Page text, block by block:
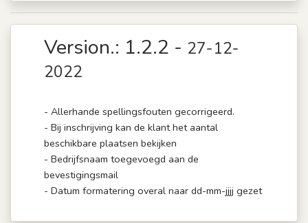
Version.: 1.2.2 - 27-12-
2022
- Allerhande spellingsfouten gecorrigeerd.
- Bij inschrijving kan de klant het aantal
beschikbare plaatsen bekijken
- Bedrijfsnaam toegevoegd aan de
bevestigingsmail
- Datum formatering overal naar dd-mm-jjjj gezet